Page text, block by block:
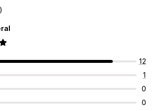
12
1
0
0